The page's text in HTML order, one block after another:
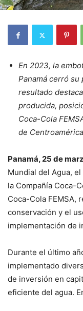
En 2023, la
Panamá cerró su
resultado
producida,
Coca-Cola
de
Panamá, 25 de
Mundial del Agua,
la Compañía Coca-
Coca-Cola FEMSA,
conservación y el
implementación de
Durante el último
implementado
de inversión en
eficiente del agua.